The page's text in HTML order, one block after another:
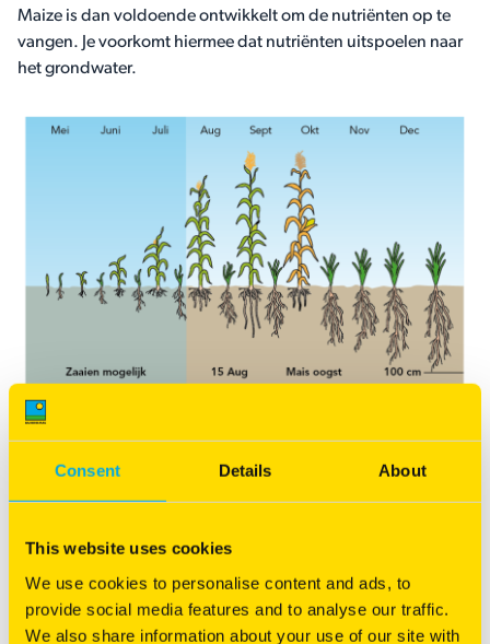
Consent Details About
This website uses cookies
We use cookies to personalise content and ads, to
provide social media features and to analyse our traffic.
We also share information about your use of our site with
Maize is dan voldoende ontwikkelt om de nutriënten op te
vangen. Je voorkomt hiermee dat nutriënten uitspoelen naar
het grondwater.